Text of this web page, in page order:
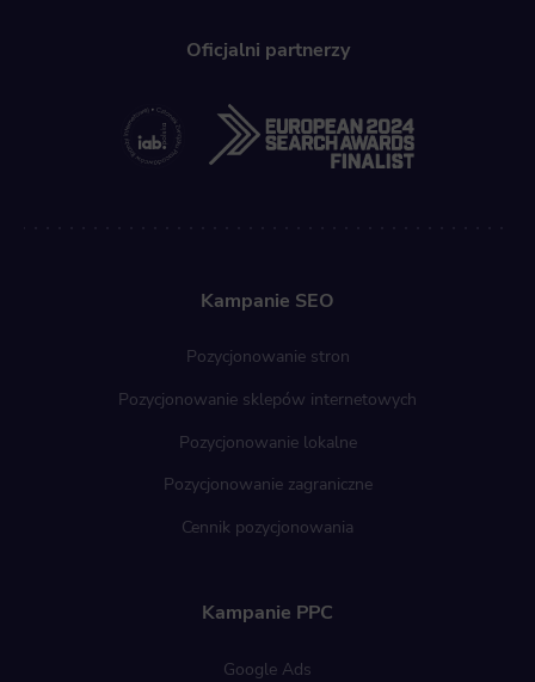
Oficjalni partnerzy
Kampanie SEO
Pozycjonowanie stron
Pozycjonowanie sklepów internetowych
Pozycjonowanie lokalne
Pozycjonowanie zagraniczne
Cennik pozycjonowania
Kampanie PPC
Google Ads